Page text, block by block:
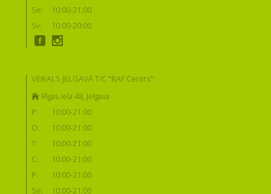
Se:
10:00-21:00
Sv:
10:00-20:00
VEIKALS JELGAVĀ T/C "RAF Centrs":
Rīgas iela 48, Jelgava
P:
10:00-21:00
O:
10:00-21:00
T:
10:00-21:00
C:
10:00-21:00
P:
10:00-21:00
Se:
10:00-21:00